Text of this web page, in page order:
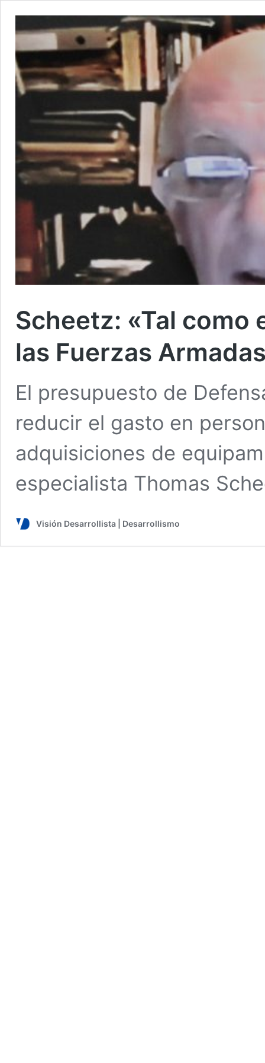
Scheetz: «Tal como
las Fuerzas
El presupuesto de
reducir el gasto en
adquisiciones de
especialista Thomas
Visión Desarrollista | Desarrollismo